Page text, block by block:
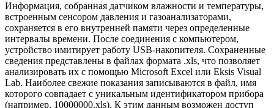
Информация, собранная датчиком влажности и температуры,
встроенным сенсором давления и газоанализаторами,
сохраняется в его внутренней памяти через определенные
интервалы времени. После соединения с компьютером,
устройство имитирует работу USB-накопителя. Сохраненные
сведения представлены в файлах формата .xls, что позволяет
анализировать их с помощью Microsoft Excel или Eksis Visual
Lab. Наиболее свежие показания записываются в файл, имя
которого совпадает с уникальным идентификатором прибора
(например, 10000000.xls). К этим данным возможен доступ